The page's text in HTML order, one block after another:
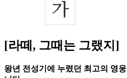
[라떼, 그때는 그랬지]
왕년 전성기에 누렸던 최고의 영